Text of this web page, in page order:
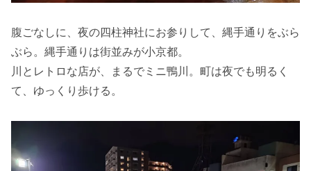
腹ごなしに、夜の四柱神社にお参りして、縄手通りをぶら
ぶら。縄手通りは街並みが小京都。
川とレトロな店が、まるでミニ鴨川。町は夜でも明るく
て、ゆっくり歩ける。